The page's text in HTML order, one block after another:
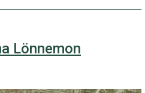
keskustelua
Eeva-
Lönnemon